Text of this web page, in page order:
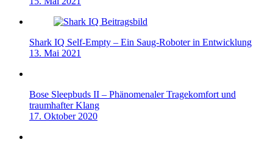
Shark IQ Self-Empty – Ein Saug-Roboter in Entwicklung
13. Mai 2021
Bose Sleepbuds II – Phänomenaler Tragekomfort und
traumhafter Klang
17. Oktober 2020